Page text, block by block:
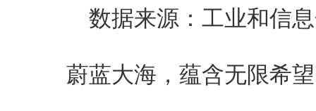
数据来源：工业和信
蔚蓝大海，蕴含无限希